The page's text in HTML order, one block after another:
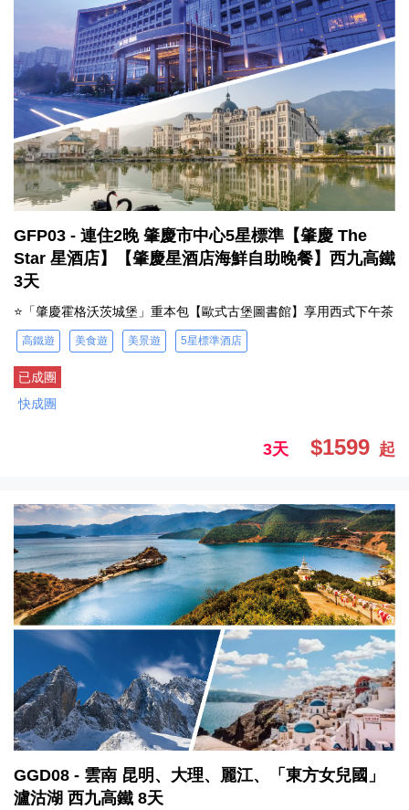
GFP03 - 連住2晚 肇慶市中心5星標準【肇慶 The
Star 星酒店】【肇慶星酒店海鮮自助晚餐】西九高鐵
3天
⭐「肇慶霍格沃茨城堡」重本包【歐式古堡圖書館】享用西式下午茶
高鐵遊 美食遊 美景遊 5星標準酒店
已成團
快成團
3天 $1599 起
GGD08 - 雲南 昆明、大理、麗江、「東方女兒國」
瀘沽湖 西九高鐵 8天